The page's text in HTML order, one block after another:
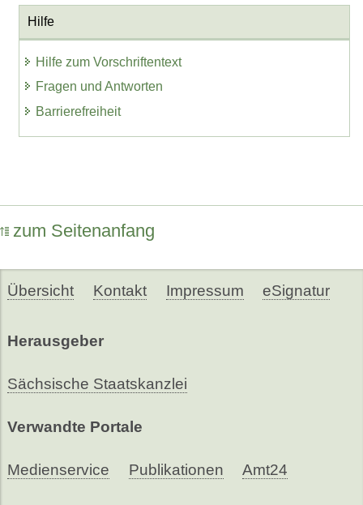
Hilfe
Hilfe zum Vorschriftentext
Fragen und Antworten
Barrierefreiheit
zum Seitenanfang
Übersicht Kontakt Impressum eSignatur
Herausgeber
Sächsische Staatskanzlei
Verwandte Portale
Medienservice Publikationen Amt24